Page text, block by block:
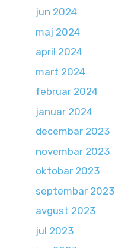
jun 2024
maj 2024
april 2024
mart 2024
februar 2024
januar 2024
decembar 2023
novembar 2023
oktobar 2023
septembar 2023
avgust 2023
jul 2023